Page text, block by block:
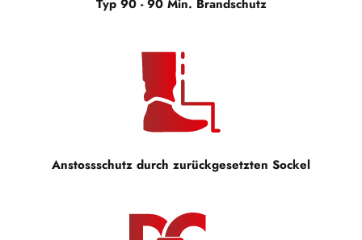
Typ 90 - 90 Min. Brandschutz
Anstossschutz durch zurückgesetzten Sockel